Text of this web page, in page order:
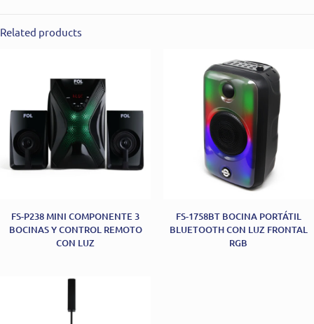
Related products
FS-P238 MINI COMPONENTE 3
BOCINAS Y CONTROL REMOTO
CON LUZ
FS-1758BT BOCINA PORTÁTIL
BLUETOOTH CON LUZ FRONTAL
RGB